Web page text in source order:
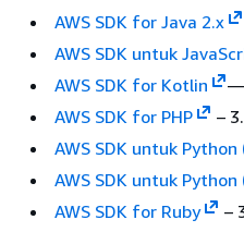
AWS SDK for Java 2.x
AWS SDK untuk
AWS SDK for Kotlin
—
AWS SDK for PHP
–
AWS SDK untuk
AWS SDK untuk Python
AWS SDK for Ruby
–